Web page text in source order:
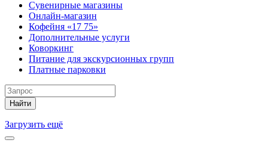
Сувенирные магазины
Онлайн-магазин
Кофейня «17 75»
Дополнительные услуги
Коворкинг
Питание для экскурсионных групп
Платные парковки
Найти
Загрузить ещё